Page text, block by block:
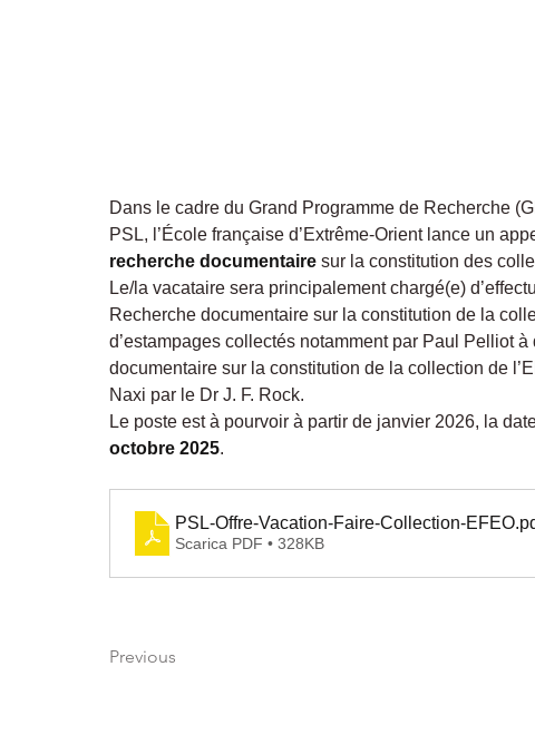
Dans le cadre du Grand Programme de Recherche
PSL, l’École française d’Extrême-Orient lance un
recherche documentaire sur la constitution des
Le/la vacataire sera principalement chargé(e)
Recherche documentaire sur la constitution de la
d’estampages collectés notamment par Paul Pelliot à
documentaire sur la constitution de la collection de
Naxi par le Dr J. F. Rock.
Le poste est à pourvoir à partir de janvier 2026, la
octobre 2025.
PSL-Offre-Vacation-Faire-Collection-EFEO
Scarica PDF • 328KB
Previous